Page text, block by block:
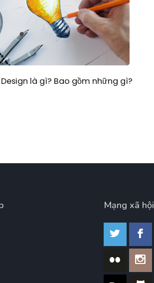
là gì? Bao gồm những gì?
Mạng xã hội